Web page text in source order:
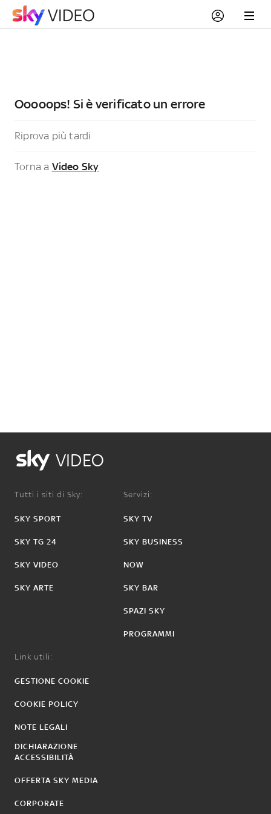
Ooooops! Si è verificato un errore
Riprova più tardi
Torna a Video Sky
VIDEO
Tutti i siti di Sky:
SKY SPORT
SKY TG 24
SKY VIDEO
SKY ARTE
Servizi:
SKY TV
SKY BUSINESS
NOW
SKY BAR
SPAZI SKY
PROGRAMMI
Link utili:
GESTIONE COOKIE
COOKIE POLICY
NOTE LEGALI
DICHIARAZIONE
ACCESSIBILITÀ
OFFERTA SKY MEDIA
CORPORATE